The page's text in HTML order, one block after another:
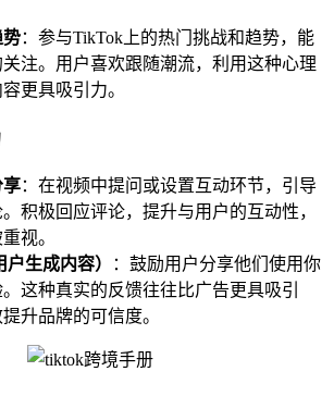
势：参与TikTok上的热门挑战和趋势，能
注。用户喜欢跟随潮流，利用这种心理
更具吸引力。
享：在视频中提问或设置互动环节，引导
积极回应评论，提升与用户的互动性，
视。
生成内容）
：鼓励用户分享他们使用你
这种真实的反馈往往比广告更具吸引
升品牌的可信度。